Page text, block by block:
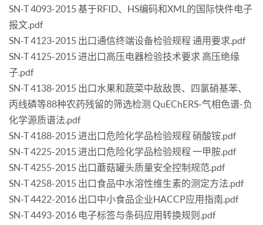
SN-T 4093-2015 基于RFID、HS编码和XML的国际快件电子
报文.pdf
SN-T 4123-2015 出口通信终端设备检验规程 通用要求.pdf
SN-T 4125-2015 进出口高压电器检验技术要求 高压绝缘
子.pdf
SN-T 4138-2015 出口水果和蔬菜中敌敌畏、四氯硝基苯、
丙线磷等88种农药残留的筛选检测 QuEChERS-气相色谱-负
化学源质谱法.pdf
SN-T 4188-2015 进出口危险化学品检验规程 硝酸铵.pdf
SN-T 4225-2015 进出口危险化学品检验规程 一甲胺.pdf
SN-T 4255-2015 出口蘑菇罐头质量安全控制规范.pdf
SN-T 4258-2015 出口食品中水溶性维生素的测定方法.pdf
SN-T 4422-2016 出口中小食品企业HACCP应用指南.pdf
SN-T 4493-2016 电子标签与条码应用转换规则.pdf